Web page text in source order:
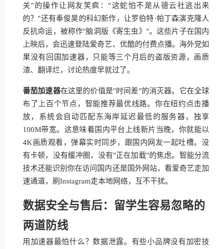
关"的操作让网友笑疯："这蛇怕不是从德云社逃出来
的？"还有奉俊昊的科幻新作，让罗伯特·帕丁森演克隆人
反抗命运，被称作"脑洞版《寄生虫》"。这些片子在国内
上映后，会迅速登陆爱奇艺、优酷的付费点播。海外党如
果没有回国加速器，只能等三个月后的盗版资源，画质
渣、翻译烂，讨论热度早就过了。
番茄加速器在这里的价值是"时间差"的消灭器。它在全球
布了上百个节点，智能推荐最优线路。你在纽约点击播
放，系统会自动匹配东海岸延迟最低的服务器，独享
100M带宽。这意味着国内平台上线新片当晚，你就能以
4K画质观看，弹幕实时同步，跟国内网友一起吐槽。没
有卡顿，没有缓冲圈，没有"正在加载"的焦虑。智能分流
技术还能识别你在访问国内还是国外网站，看爱奇艺走加
速通道，刷Instagram走本地网络，互不干扰。
数据安全与售后：留学生容易忽略的
两道防线
用加速器最怕什么？数据泄露。有些小品牌没有加密技